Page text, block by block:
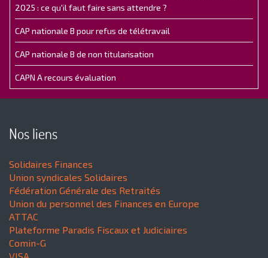
2025 : ce qu'il faut faire sans attendre ?
CAP nationale B pour refus de télétravail
CAP nationale B de non titularisation
CAPN A recours évaluation
Nos liens
Solidaires Finances
Union syndicales Solidaires
Fédération Générale des Retraités
Union du personnel des Finances en Europe
ATTAC
Plateforme Paradis Fiscaux et Judiciaires
Comin-G